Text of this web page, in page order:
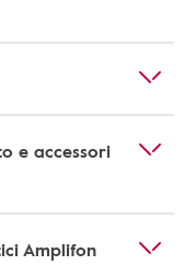
e accessori
Amplifon